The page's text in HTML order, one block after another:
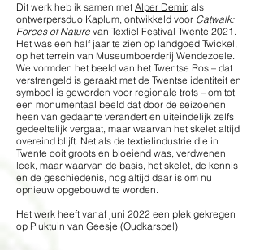
Dit werk heb ik samen met Alper Demir, als
ontwerpersduo Kaplum, ontwikkeld voor Catwalk:
Forces of Nature van Textiel Festival Twente 2021.
Het was een half jaar te zien op landgoed Twickel,
op het terrein van Museumboerderij Wendezoele.
We vormden het beeld van het Twentse Ros – dat
verstrengeld is geraakt met de Twentse identiteit en
symbool is geworden voor regionale trots – om tot
een monumentaal beeld dat door de seizoenen
heen van gedaante verandert en uiteindelijk zelfs
gedeeltelijk vergaat, maar waarvan het skelet altijd
overeind blijft. Net als de textielindustrie die in
Twente ooit groots en bloeiend was, verdwenen
leek, maar waarvan de basis, het skelet, de kennis
en de geschiedenis, nog altijd daar is om nu
opnieuw opgebouwd te worden.
Het werk heeft vanaf juni 2022 een plek gekregen
op Pluktuin van Geesje (Oudkarspel)